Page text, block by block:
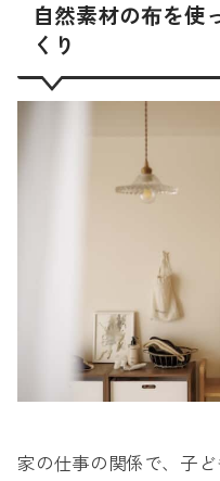
自然素材の布を使
くり
家の仕事の関係で、子